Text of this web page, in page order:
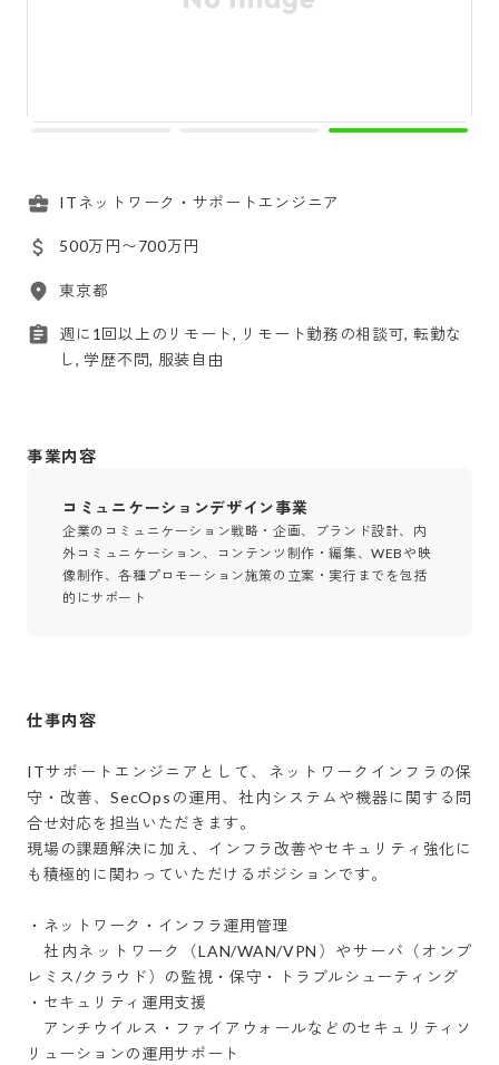
ITネットワーク・サポートエンジニア
500万円〜700万円
東京都
週に1回以上のリモート, リモート勤務の相談可, 転勤な
し, 学歴不問, 服装自由
事業内容
コミュニケーションデザイン事業
企業のコミュニケーション戦略・企画、ブランド設計、内
外コミュニケーション、コンテンツ制作・編集、WEBや映
像制作、各種プロモーション施策の立案・実行までを包括
的にサポート
仕事内容
ITサポートエンジニアとして、ネットワークインフラの保
守・改善、SecOpsの運用、社内システムや機器に関する問
合せ対応を担当いただきます。
現場の課題解決に加え、インフラ改善やセキュリティ強化に
も積極的に関わっていただけるポジションです。
・ネットワーク・インフラ運用管理
社内ネットワーク（LAN/WAN/VPN）やサーバ（オンプ
レミス/クラウド）の監視・保守・トラブルシューティング
・セキュリティ運用支援
アンチウイルス・ファイアウォールなどのセキュリティソ
リューションの運用サポート